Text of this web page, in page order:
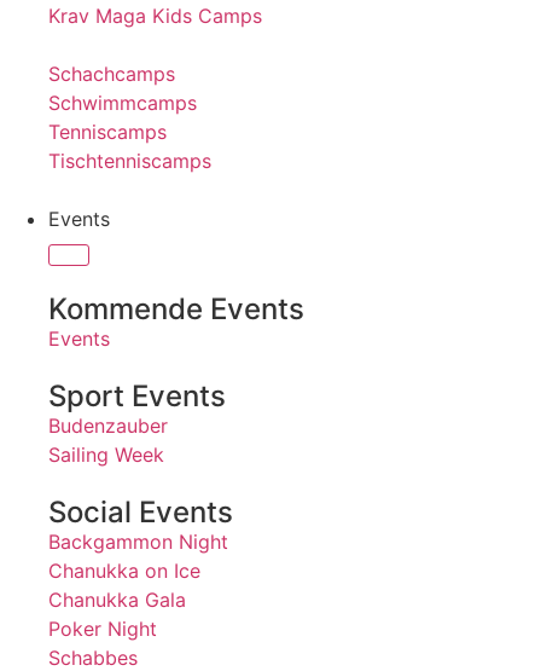
Krav Maga Kids Camps
Schachcamps
Schwimmcamps
Tenniscamps
Tischtenniscamps
Events
Kommende Events
Events
Sport Events
Budenzauber
Sailing Week
Social Events
Backgammon Night
Chanukka on Ice
Chanukka Gala
Poker Night
Schabbes